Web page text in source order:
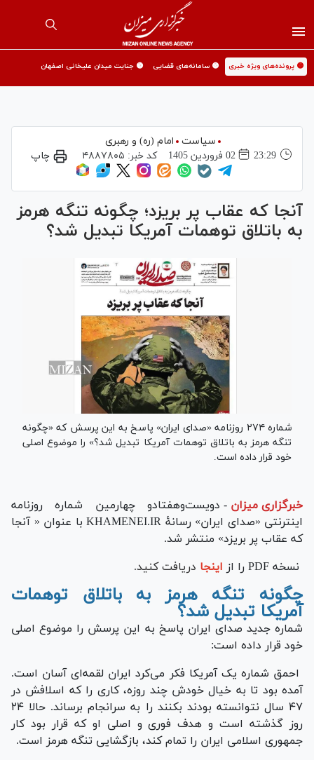
🟡 پرونده‌های ویژه خبری 🟡 سامانه‌های قضایی 🟡 جنایت میدان علیخانی اصفهان
سیاست
امام (ره) و رهبری
23:29
02 فروردين 1405 کد خبر: ۴۸۸۷۸۰۵ چاپ
آنجا که عقاب پر بریزد؛ چگونه تنگه هرمز
به باتلاق توهمات آمریکا تبدیل شد؟
شماره ۲۷۴ روزنامه «صدای ایران» پاسخ به این پرسش که «چگونه
تنگه هرمز به باتلاق توهمات آمریکا تبدیل شد؟» را موضوع اصلی
خود قرار داده است.
خبرگزاری میزان - دویست‌وهفتادو چهارمین شماره روزنامه
اینترنتی «صدای ایران» رسانۀ KHAMENEI.IR با عنوان « آنجا
که عقاب پر بریزد» منتشر شد.
نسخه PDF را از
اینجا دریافت کنید.
چگونه تنگه هرمز به باتلاق توهمات
آمریکا تبدیل شد؟
شماره جدید صدای ایران پاسخ به این پرسش را موضوع اصلی
خود قرار داده است:
احمق شماره یک آمریکا فکر می‌کرد ایران لقمه‌ای آسان است.
آمده بود تا به خیال خودش چند روزه، کاری را که اسلافش در
۴۷ سال نتوانسته بودند بکنند را به سرانجام برساند. حالا ۲۴
روز گذشته است و هدف فوری و اصلی او که قرار بود کار
جمهوری اسلامی ایران را تمام کند، بازگشایی تنگه هرمز است.